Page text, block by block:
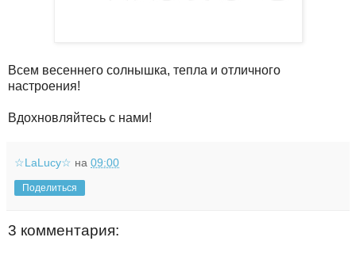
Всем весеннего солнышка, тепла и отличного
настроения!
Вдохновляйтесь с нами!
☆LaLucy☆ на 09:00
Поделиться
3 комментария: